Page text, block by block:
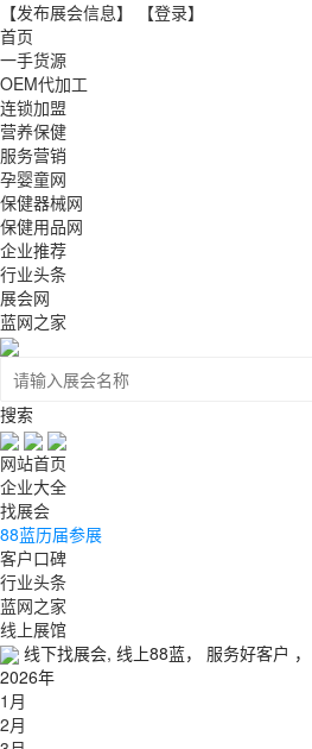
【发布展会信息】
【登录】
首页
一手货源
OEM代加工
连锁加盟
营养保健
服务营销
孕婴童网
保健器械网
保健用品网
企业推荐
行业头条
展会网
蓝网之家
搜索
网站首页
企业大全
找展会
88蓝历届参展
客户口碑
行业头条
蓝网之家
线上展馆
线下找展会, 线上88蓝， 服务好客户 ，
2026年
1月
2月